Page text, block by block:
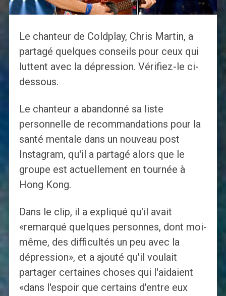
Le chanteur de Coldplay, Chris Martin, a
partagé quelques conseils pour ceux qui
luttent avec la dépression. Vérifiez-le ci-
dessous.
Le chanteur a abandonné sa liste
personnelle de recommandations pour la
santé mentale dans un nouveau post
Instagram, qu'il a partagé alors que le
groupe est actuellement en tournée à
Hong Kong.
Dans le clip, il a expliqué qu'il avait
«remarqué quelques personnes, dont moi-
même, des difficultés un peu avec la
dépression», et a ajouté qu'il voulait
partager certaines choses qui l'aidaient
«dans l'espoir que certains d'entre eux